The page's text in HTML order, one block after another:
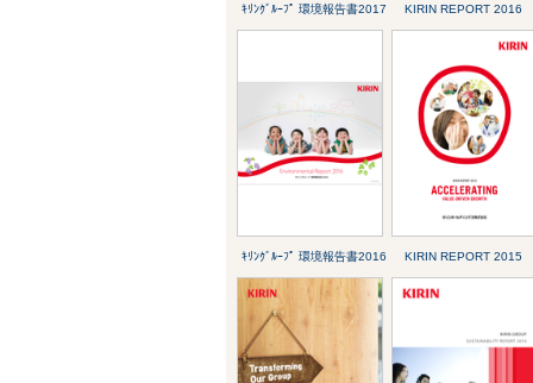
ｷﾘﾝｸﾞﾙｰﾌﾟ 環境報告書2017 KIRIN REPORT 2016
ｷﾘﾝｸﾞﾙｰﾌﾟ 環境報告書2016 KIRIN REPORT 2015